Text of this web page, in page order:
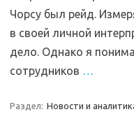
Чорсу был рейд.
в своей личной
дело. Однако я
сотрудников …
Раздел: Новости и